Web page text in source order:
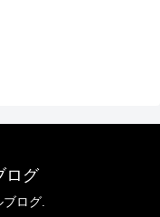
ログ
ログ.